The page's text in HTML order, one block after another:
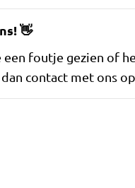
👋
een foutje gezien of
contact met ons op.